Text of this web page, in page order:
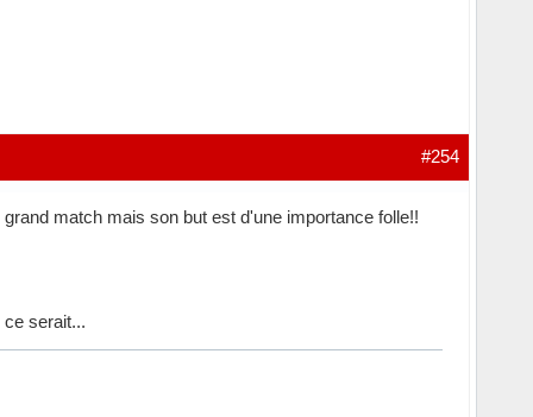
#254
match mais son but est d'une importance folle!!
serait...